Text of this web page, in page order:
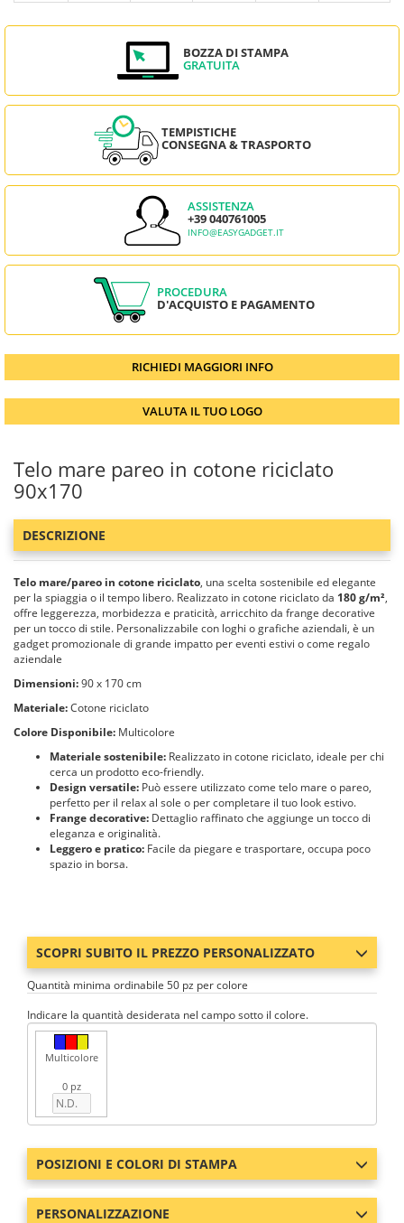
BOZZA DI STAMPA
GRATUITA
TEMPISTICHE
CONSEGNA & TRASPORTO
ASSISTENZA
+39 040761005
INFO@EASYGADGET.IT
PROCEDURA
D'ACQUISTO E PAGAMENTO
RICHIEDI MAGGIORI INFO
VALUTA IL TUO LOGO
Telo mare pareo in cotone riciclato
90x170
DESCRIZIONE
Telo mare/pareo in cotone riciclato, una scelta sostenibile ed elegante
per la spiaggia o il tempo libero. Realizzato in cotone riciclato da 180 g/m²,
offre leggerezza, morbidezza e praticità, arricchito da frange decorative
per un tocco di stile. Personalizzabile con loghi o grafiche aziendali, è un
gadget promozionale di grande impatto per eventi estivi o come regalo
aziendale
Dimensioni:90 x 170 cm
Materiale:Cotone riciclato
Colore Disponibile: Multicolore
Materiale sostenibile: Realizzato in cotone riciclato, ideale per chi
cerca un prodotto eco-friendly.
Design versatile: Può essere utilizzato come telo mare o pareo,
perfetto per il relax al sole o per completare il tuo look estivo.
Frange decorative: Dettaglio raffinato che aggiunge un tocco di
eleganza e originalità.
Leggero e pratico: Facile da piegare e trasportare, occupa poco
spazio in borsa.
SCOPRI SUBITO IL PREZZO PERSONALIZZATO
Quantità minima ordinabile 50 pz per colore
Indicare la quantità desiderata nel campo sotto il colore.
Multicolore
0 pz
POSIZIONI E COLORI DI STAMPA
PERSONALIZZAZIONE